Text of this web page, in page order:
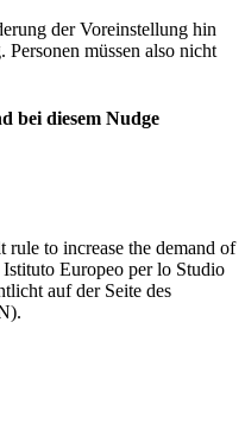
der Voreinstellung hin
müssen also nicht
bei diesem Nudge
to increase the demand of
Europeo per lo Studio
auf der Seite des